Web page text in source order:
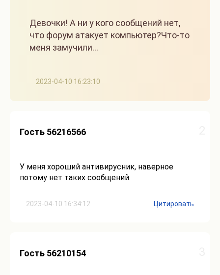
2023-04-10 16:23:10
Девочки! А ни у кого сообщений нет,
что форум атакует компьютер?Что-то
меня замучили...
2023-04-10 16:34:12
Гость 56216566
У меня хороший антивирусник, наверное
потому нет таких сообщений.
Цитировать
Гость 56210154